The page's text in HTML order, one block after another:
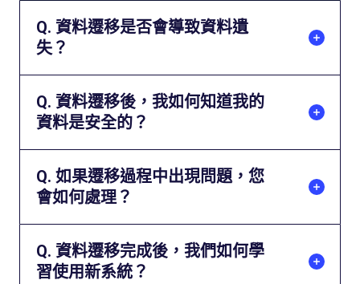
Q. 資料遷移是否會導致資料遺
失？
Q. 資料遷移後，我如何知道我的
資料是安全的？
Q. 如果遷移過程中出現問題，您
會如何處理？
Q. 資料遷移完成後，我們如何學
習使用新系統？